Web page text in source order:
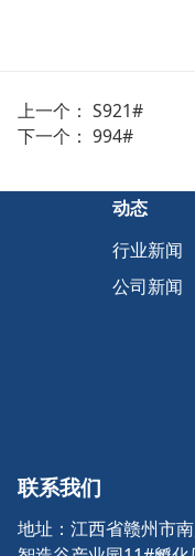
上一个： S921#
下一个： 994#
动态
行业新闻
公司新闻
联系我们
地址：江西省赣州市